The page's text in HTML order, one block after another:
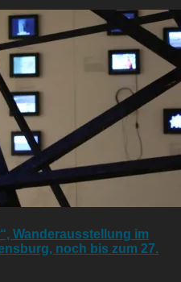
Wanderausstellung im
noch bis zum 27.